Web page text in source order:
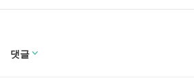
댓글